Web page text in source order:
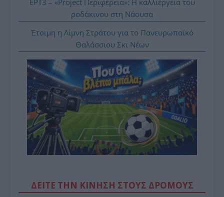
ΕΡΤ3 – «Project Περιφέρεια»: Η καλλιέργεια του
ροδάκινου στη Νάουσα
Έτοιμη η Λίμνη Στράτου για το Πανευρωπαϊκό
Θαλάσσιου Σκι Νέων
ΔΕΙΤΕ ΤΗΝ ΚΙΝΗΣΗ ΣΤΟΥΣ ΔΡΌΜΟΥΣ